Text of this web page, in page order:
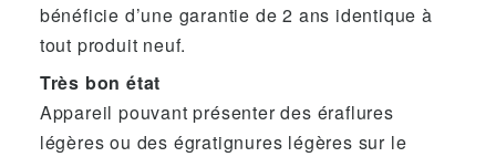
bénéficie d’une garantie de 2 ans identique à
tout produit neuf.
Très bon état
Appareil pouvant présenter des éraflures
légères ou des égratignures légères sur le